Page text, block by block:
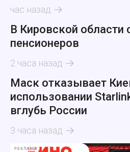
час назад
В Кировской
пенсионеров
2 часа назад
Маск отказывает
использовании
вглубь России
3 часа назад
РЕКЛАМА